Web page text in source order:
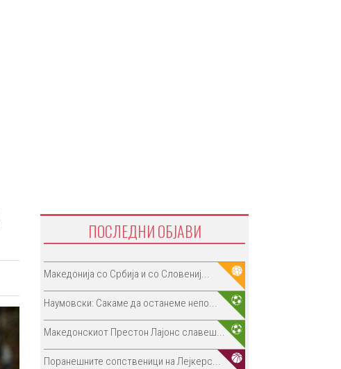
ПОСЛЕДНИ ОБЈАВИ
Македонија со Србија и со Словениј...
Наумовски: Сакаме да останеме непо...
Македонскиот Престон Лајонс славеш...
Поранешните сопственици на Лејкерс...